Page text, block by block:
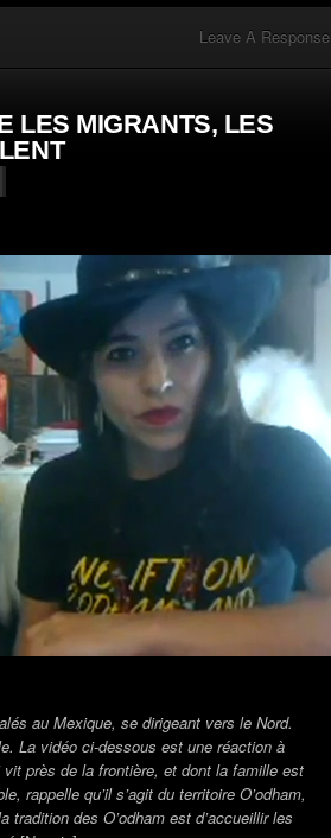
Leave A Response
LES MIGRANTS, LES
au Mexique, se dirigeant vers le Nord.
La vidéo ci-dessous est une réaction à
près de la frontière, et dont la famille est
rappelle qu’il s’agit du territoire O’odham,
des O’odham est d’accueillir les